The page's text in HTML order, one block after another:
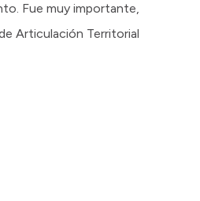
Fue muy importante,
Articulación Territorial